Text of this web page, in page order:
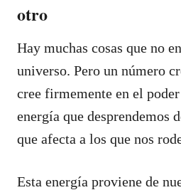
otro
Hay muchas cosas que no
universo. Pero un número
cree firmemente en el
energía que desprendemos
que afecta a los que nos
Esta energía proviene de